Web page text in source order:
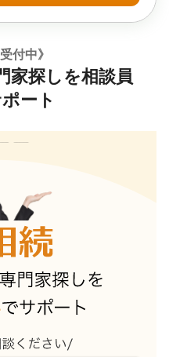
付中》
家探しを相談員
ート